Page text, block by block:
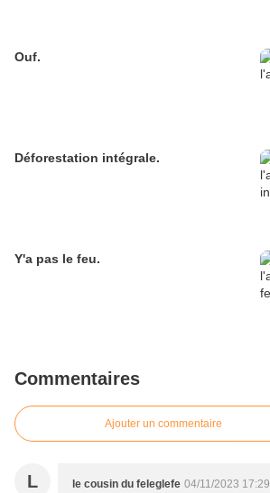
Ouf.
Déforestation intégrale.
Y'a pas le feu.
Commentaires
Ajouter un commentaire
L le cousin du feleglefe 04/11/2023 17:29